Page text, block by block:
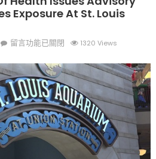
Exposure At St. Louis
在
路
易
斯
市
发
现
留言功能已關閉 1320 Views